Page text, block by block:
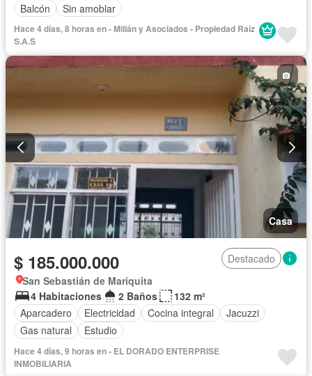
Balcón
Sin amoblar
Hace 4 días, 8 horas en - Millán y Asociados - Propiedad Raíz
S.A.S
Casa
$ 185.000.000
Destacado
San Sebastián de Mariquita
4 Habitaciones
2 Baños
132 m²
Aparcadero
Electricidad Cocina integral
Jacuzzi
Gas natural
Estudio
Hace 4 días, 9 horas en - EL DORADO ENTERPRISE
INMOBILIARIA